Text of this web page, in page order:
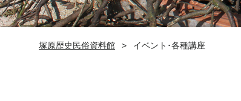
塚原歴史民俗資料館 イベント･各種講座